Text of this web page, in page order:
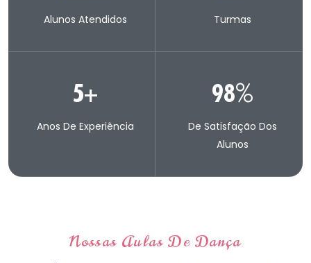
Alunos Atendidos Turmas
5+
Anos De Experiência
98%
De Satisfação Dos
Alunos
Nossas Aulas De Dança